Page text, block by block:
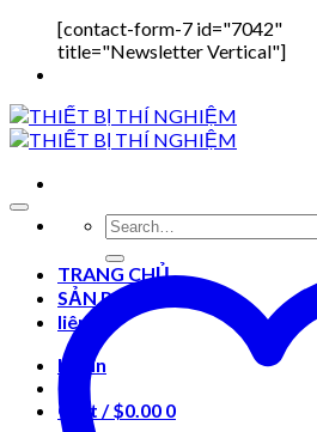
[contact-form-7 id="7042"
title="Newsletter Vertical"]
Search
for:
TRANG CHỦ
SẢN PHẨM
liên hệ
Login
Cart /$0.00 0